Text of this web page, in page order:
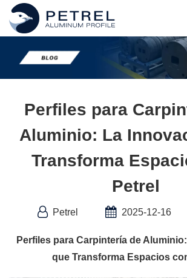
Skip
content
Perfiles para
Aluminio: La
Transforma
Petrel
Petrel 2025-12-16
Perfiles para Carpintería de
que Transforma Espacios